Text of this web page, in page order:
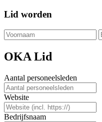
Lid worden
OKA Lid
Aantal personeelsleden
Website
Bedrijfsnaam